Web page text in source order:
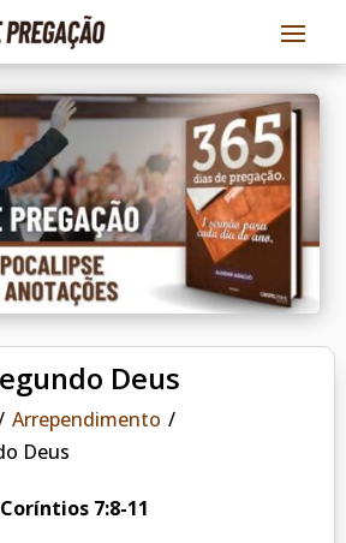
Deus
Arrependimento /
Deus
7:8-11